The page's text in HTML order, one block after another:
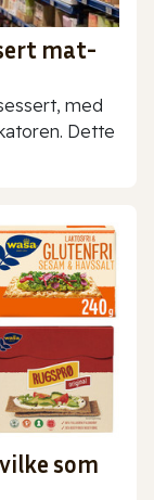
mat-
med
Dette
som